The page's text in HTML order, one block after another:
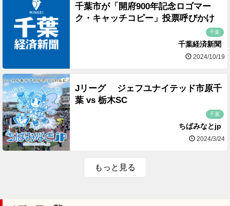
千葉市が「開府900年記念ロゴマー
ク・キャッチコピー」投票呼びかけ
千葉
千葉経済新聞
2024/10/19
Jリーグ ジェフユナイテッド市原千
葉 vs 栃木SC
千葉
ちばみなとjp
2024/3/24
もっと見る